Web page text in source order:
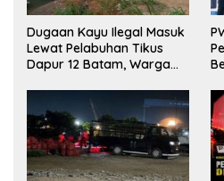
Dugaan Kayu Ilegal Masuk
Lewat Pelabuhan Tikus
Dapur 12 Batam, Warga
Pengecekan